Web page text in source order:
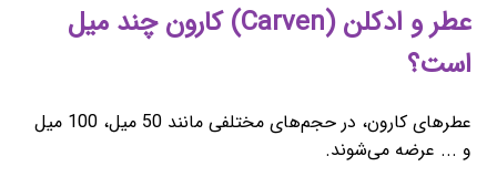
عطر و ادکلن (Carven) کارون چند میل
است؟
عطرهای کارون، در حجم‌های مختلفی مانند 50 میل، 100 میل
و ... عرضه می‌شوند.